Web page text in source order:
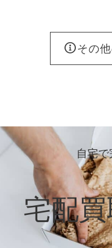
その
自宅
宅配